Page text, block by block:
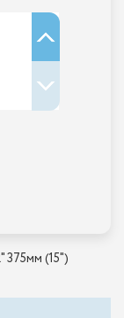
375мм (15")